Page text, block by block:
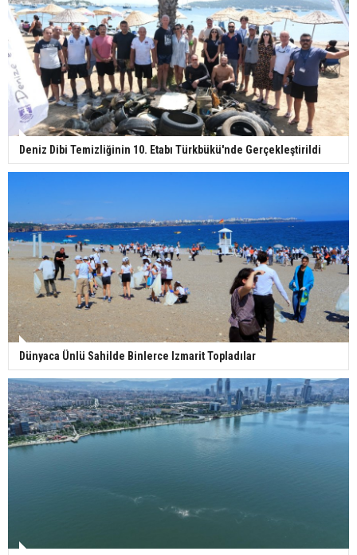
Deniz Dibi Temizliğinin 10. Etabı Türkbükü'nde Gerçekleştirildi
Dünyaca Ünlü Sahilde Binlerce Izmarit Topladılar